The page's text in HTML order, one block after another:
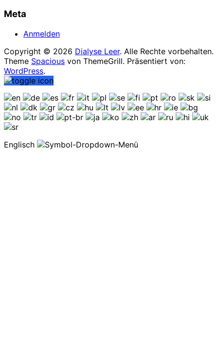
Meta
Anmelden
Copyright © 2026 Dialyse Leer. Alle Rechte vorbehalten.
Theme Spacious von ThemeGrill. Präsentiert von:
WordPress.
Englisch